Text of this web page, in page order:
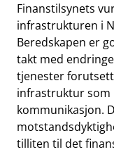
Finanstilsynets
infrastrukturen i
Beredskapen er
takt med
tjenester
infrastruktur som
kommunikasjon.
tilliten til det